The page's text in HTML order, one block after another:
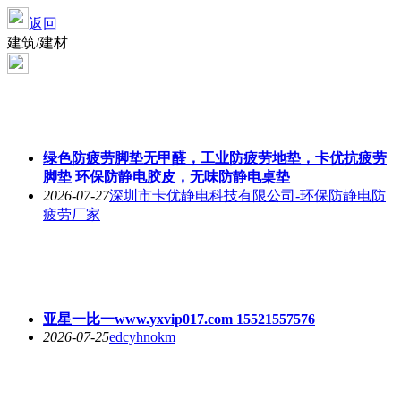
返回
建筑/建材
绿色防疲劳脚垫无甲醛，工业防疲劳地垫，卡优抗疲劳
脚垫 环保防静电胶皮，无味防静电桌垫
2026-07-27深圳市卡优静电科技有限公司-环保防静电防
疲劳厂家
亚星一比一www.yxvip017.com 15521557576
2026-07-25edcyhnokm